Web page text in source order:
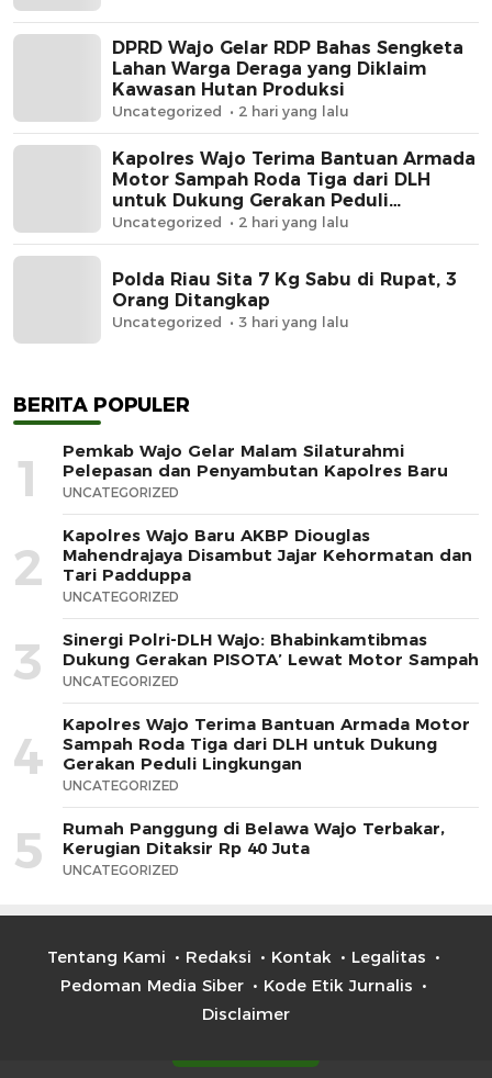
DPRD Wajo Gelar RDP Bahas Sengketa
Lahan Warga Deraga yang Diklaim
Kawasan Hutan Produksi
Uncategorized 2 hari yang lalu
Kapolres Wajo Terima Bantuan Armada
Motor Sampah Roda Tiga dari DLH
untuk Dukung Gerakan Peduli
Lingkungan
Uncategorized 2 hari yang lalu
Polda Riau Sita 7 Kg Sabu di Rupat, 3
Orang Ditangkap
Uncategorized 3 hari yang lalu
BERITA POPULER
1
Pemkab Wajo Gelar Malam Silaturahmi
Pelepasan dan Penyambutan Kapolres Baru
UNCATEGORIZED
2
Kapolres Wajo Baru AKBP Diouglas
Mahendrajaya Disambut Jajar Kehormatan dan
Tari Padduppa
UNCATEGORIZED
3
Sinergi Polri-DLH Wajo: Bhabinkamtibmas
Dukung Gerakan PISOTA’ Lewat Motor Sampah
UNCATEGORIZED
4
Kapolres Wajo Terima Bantuan Armada Motor
Sampah Roda Tiga dari DLH untuk Dukung
Gerakan Peduli Lingkungan
UNCATEGORIZED
5
Rumah Panggung di Belawa Wajo Terbakar,
Kerugian Ditaksir Rp 40 Juta
UNCATEGORIZED
Tentang Kami Redaksi Kontak
Legalitas
Pedoman Media Siber
Kode Etik Jurnalis
Disclaimer